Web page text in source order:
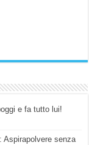
e fa tutto lui!
Aspirapolvere senza